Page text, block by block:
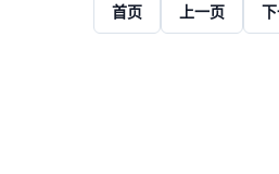
首页 上一页